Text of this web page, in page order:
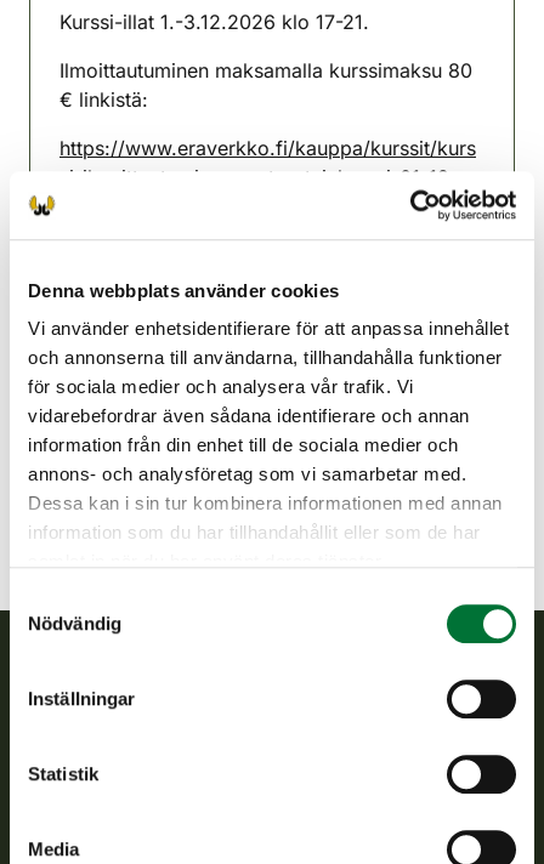
Denna webbplats använder cookies
Vi använder enhetsidentifierare för att anpassa innehållet
och annonserna till användarna, tillhandahålla funktioner
för sociala medier och analysera vår trafik. Vi
vidarebefordrar även sådana identifierare och annan
information från din enhet till de sociala medier och
annons- och analysföretag som vi samarbetar med.
Dessa kan i sin tur kombinera informationen med annan
information som du har tillhandahållit eller som de har
Nödvändig
Inställningar
Statistik
Media
Kurssi-illat 1.-3.12.2026 klo 17-21.
Ilmoittautuminen maksamalla kurssimaksu 80
€ linkistä:
https://www.eraverkko.fi/kauppa/kurssit/kurs
si-ilmoittautuminen-metsastajakurssi-01-12-
2026-17-00-metsastajatutkintokoulutus-01-
03-12-2026
Kurssilaisella on varattu paikka tutkintoon
Helsingfors jaktvårdsförening
Nyland
050 5503357
helsinki@rhy.riista.fi
Finlands viltcentral
Finlands viltcentral främjar en hållbar vilthushållning, stöder
jaktvårdsföreningarnas verksamhet, ser till att viltpolitiken